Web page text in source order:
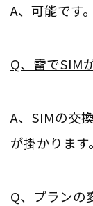
A、可能です
Q、雷でSIM
A、SIMの交
が掛かります。
Q、プランの